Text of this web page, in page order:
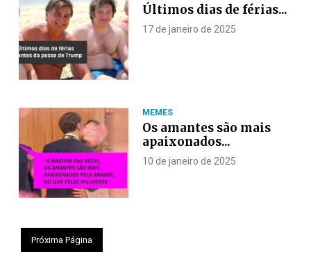
Últimos dias de férias...
17 de janeiro de 2025
MEMES
Os amantes são mais
apaixonados...
10 de janeiro de 2025
Próxima Página